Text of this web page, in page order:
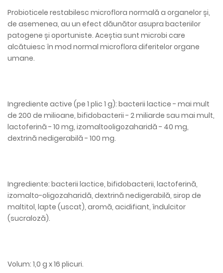
Probioticele restabilesc microflora normală a organelor și,
de asemenea, au un efect dăunător asupra bacteriilor
patogene și oportuniste. Aceștia sunt microbi care
alcătuiesc în mod normal microflora diferitelor organe
umane.
Ingrediente active (pe 1 plic 1 g): bacterii lactice - mai mult
de 200 de milioane, bifidobacterii - 2 miliarde sau mai mult,
lactoferină - 10 mg, izomaltooligozaharidă - 40 mg,
dextrină nedigerabilă - 100 mg.
Ingrediente: bacterii lactice, bifidobacterii, lactoferină,
izomalto-oligozaharidă, dextrină nedigerabilă, sirop de
maltitol, lapte (uscat), aromă, acidifiant, îndulcitor
(sucraloză).
Volum: 1,0 g x 16 plicuri.